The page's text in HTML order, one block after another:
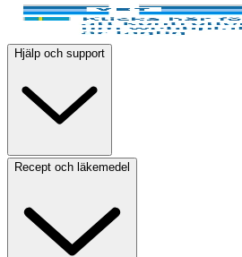
Hjälp och support
Recept och läkemedel